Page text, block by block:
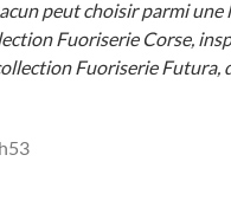
peut choisir parmi une
Fuoriserie Corse,
Fuoriserie Futura,